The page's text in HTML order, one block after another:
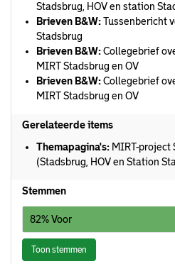
Stadsbrug, HOV en station
Brieven B&W:Tussenbericht
Stadsbrug
Brieven B&W:Collegebrief
MIRT Stadsbrug en OV
Brieven B&W:Collegebrief
MIRT Stadsbrug en OV
Gerelateerde items
Themapagina's: MIRT-project
(Stadsbrug, HOV en Station
Stemmen
82% Voor
Toon stemmen